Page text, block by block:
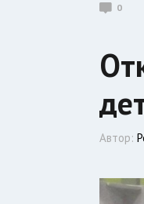
0
Автор: